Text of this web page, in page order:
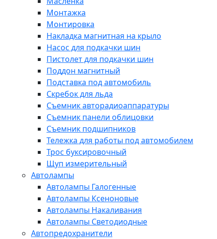
Монтажка
Монтировка
Накладка магнитная на крыло
Насос для подкачки шин
Пистолет для подкачки шин
Поддон магнитный
Подставка под автомобиль
Скребок для льда
Съемник авторадиоаппаратуры
Съемник панели облицовки
Съемник подшипников
Тележка для работы под автомобилем
Трос буксировочный
Щуп измерительный
Автолампы
Автолампы Галогенные
Автолампы Ксеноновые
Автолампы Накаливания
Автолампы Светодиодные
Автопредохранители